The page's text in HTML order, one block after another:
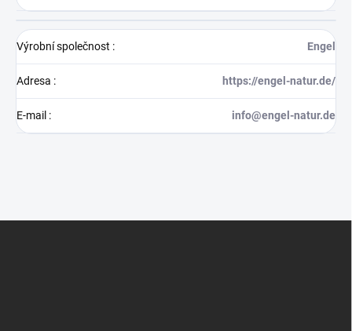
Výrobní společnost : Engel
Adresa : https://engel-natur.de/
E-mail : info@engel-natur.de